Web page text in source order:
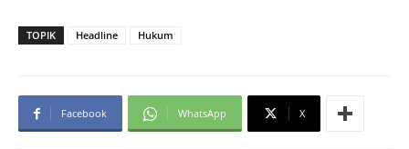
TOPIK Headline Hukum
Facebook WhatsApp X